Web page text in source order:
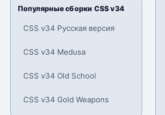
Популярные сборки CSS v34
CSS v34 Русская версия
CSS v34 Medusa
CSS v34 Old School
CSS v34 Gold Weapons